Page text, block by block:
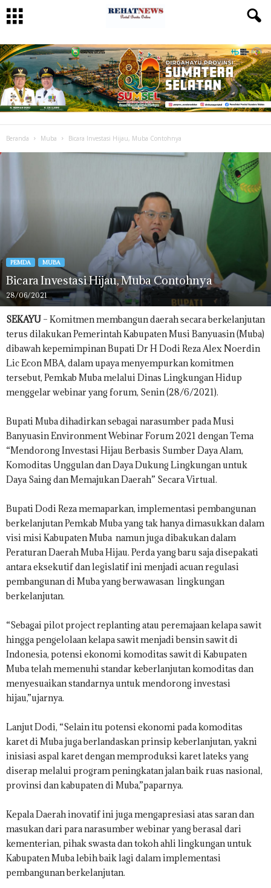
Beranda Muba Bicara Investasi Hijau, Muba Contohnya
PEMDA MUBA
Bicara Investasi Hijau, Muba Contohnya
28/06/2021
SEKAYU – Komitmen membangun daerah secara berkelanjutan
terus dilakukan Pemerintah Kabupaten Musi Banyuasin (Muba)
dibawah kepemimpinan Bupati Dr H Dodi Reza Alex Noerdin
Lic Econ MBA, dalam upaya menyempurkan komitmen
tersebut, Pemkab Muba melalui Dinas Lingkungan Hidup
menggelar webinar yang forum, Senin (28/6/2021).
Bupati Muba dihadirkan sebagai narasumber pada Musi
Banyuasin Environment Webinar Forum 2021 dengan Tema
“Mendorong Investasi Hijau Berbasis Sumber Daya Alam,
Komoditas Unggulan dan Daya Dukung Lingkungan untuk
Daya Saing dan Memajukan Daerah” Secara Virtual.
Bupati Dodi Reza memaparkan, implementasi pembangunan
berkelanjutan Pemkab Muba yang tak hanya dimasukkan dalam
visi misi Kabupaten Muba namun juga dibakukan dalam
Peraturan Daerah Muba Hijau. Perda yang baru saja disepakati
antara eksekutif dan legislatif ini menjadi acuan regulasi
pembangunan di Muba yang berwawasan lingkungan
berkelanjutan.
“Sebagai pilot project replanting atau peremajaan kelapa sawit
hingga pengelolaan kelapa sawit menjadi bensin sawit di
Indonesia, potensi ekonomi komoditas sawit di Kabupaten
Muba telah memenuhi standar keberlanjutan komoditas dan
menyesuaikan standarnya untuk mendorong investasi
hijau,”ujarnya.
Lanjut Dodi, “Selain itu potensi ekonomi pada komoditas
karet di Muba juga berlandaskan prinsip keberlanjutan, yakni
inisiasi aspal karet dengan memproduksi karet lateks yang
diserap melalui program peningkatan jalan baik ruas nasional,
provinsi dan kabupaten di Muba,”paparnya.
Kepala Daerah inovatif ini juga mengapresiasi atas saran dan
masukan dari para narasumber webinar yang berasal dari
kementerian, pihak swasta dan tokoh ahli lingkungan untuk
Kabupaten Muba lebih baik lagi dalam implementasi
pembangunan berkelanjutan.